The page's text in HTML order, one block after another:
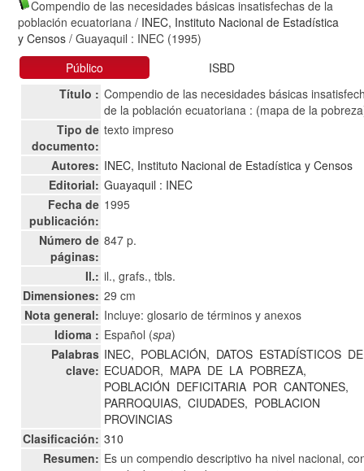
Compendio de las necesidades básicas insatisfechas de la
población ecuatoriana / INEC, Instituto Nacional de Estadística
y Censos / Guayaquil : INEC (1995)
Público
ISBD
Título : Compendio de las necesidades básicas
de la población ecuatoriana : (mapa de la
Tipo de
documento:
texto impreso
Autores: INEC, Instituto Nacional de Estadística y Censos
Editorial: Guayaquil : INEC
Fecha de
publicación:
1995
Número de
páginas:
847 p.
Il.: il., grafs., tbls.
Dimensiones: 29 cm
Nota general: Incluye: glosario de términos y anexos
Idioma : Español (spa)
Palabras
clave:
INEC, POBLACIÓN, DATOS ESTADÍSTICOS
ECUADOR, MAPA DE LA POBREZA,
POBLACIÓN DEFICITARIA POR CANTONES,
PARROQUIAS, CIUDADES, POBLACION
PROVINCIAS
Clasificación: 310
Resumen: Es un compendio descriptivo ha nivel nacional,